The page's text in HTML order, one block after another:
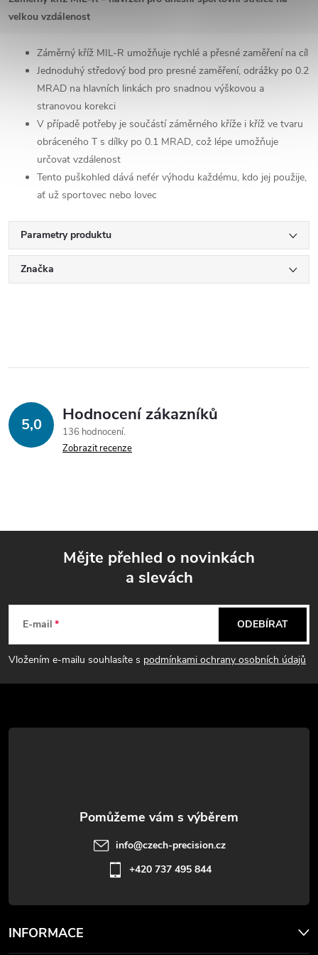
velkou vzdálenost
Záměrný kříž MIL-R umožňuje rychlé a přesné zaměření na cíl
Jednoduhý středový bod pro presné zaměření, odrážky po 0.2
MRAD na hlavních linkách pro snadnou výškovou a
stranovou korekci
V případě potřeby je součástí záměrného kříže i kříž ve tvaru
obráceného T s dílky po 0.1 MRAD, což lépe umožňuje
určovat vzdálenost
Tento puškohled dává nefér výhodu každému, kdo jej použije,
ať už sportovec nebo lovec
Parametry produktu
Značka
5,0 Hodnocení zákazníků
136 hodnocení
Zobrazit recenze
p
a
t
Mějte přehled o novinkách
a slevách
E-mail
Vložením e-mailu souhlasíte s podmínkami ochrany osobních údajů
ODEBÍRAT
INFORMACE
info@czech-precision.cz
+420 737 495 844